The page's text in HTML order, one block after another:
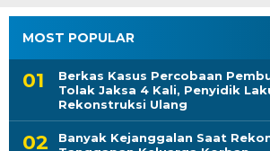
MOST POPULAR
Berkas Kasus Percobaan
Tolak Jaksa 4 Kali, Penyidik
Rekonstruksi Ulang
Banyak Kejanggalan Saat